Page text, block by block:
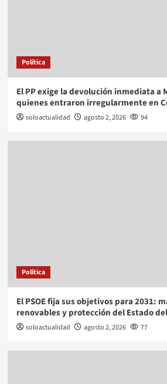
Política
El PP exige la devolución inmediata a
quienes entraron irregularmente en
soloactualidad agosto 2, 2026 94
Política
El PSOE fija sus objetivos para 2031:
renovables y protección del Estado
soloactualidad agosto 2, 2026 77